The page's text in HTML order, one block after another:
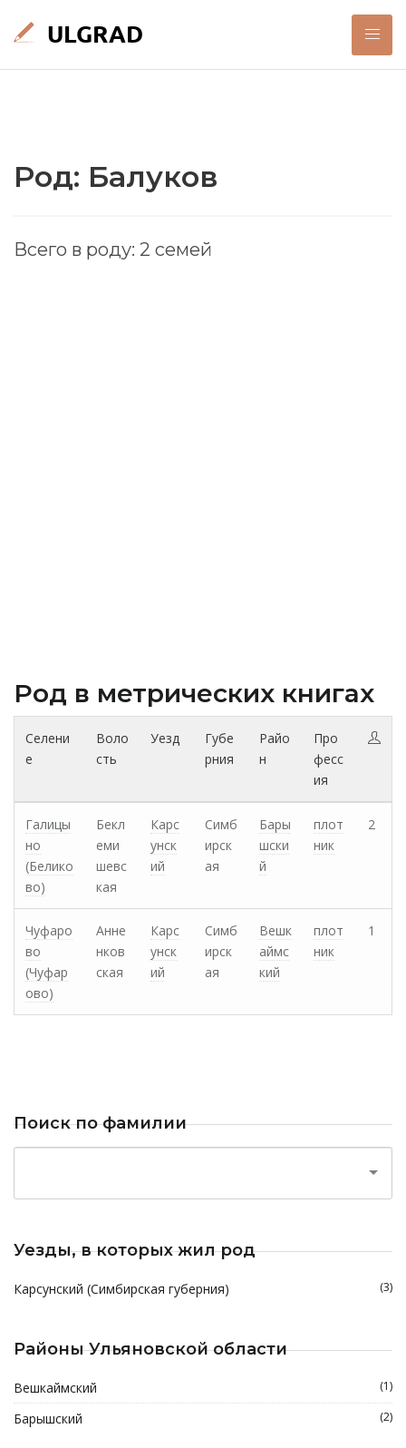
Род: Балуков
Всего в роду: 2 семей
Род в метрических книгах
Селени
е
Воло
сть
Уезд
Губе
рния
Райо
н
Про
фесс
ия
Галицы
но
(Белико
во)
Бекл
еми
шевс
кая
Карс
унск
ий
Симб
ирск
ая
Бары
шски
й
плот
ник
2
Чуфаро
во
(Чуфар
ово)
Анне
нков
ская
Карс
унск
ий
Симб
ирск
ая
Вешк
аймс
кий
плот
ник
1
Поиск по фамилии
Уезды, в которых жил род
Карсунский (Симбирская губерния) (3)
Районы Ульяновской области
Вешкаймский (1)
Барышский (2)